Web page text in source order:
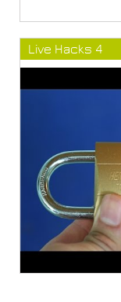
Live Hacks 4